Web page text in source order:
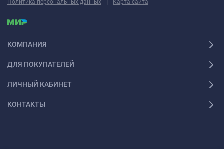
Политика персональных данных Карта сайта
КОМПАНИЯ
ДЛЯ ПОКУПАТЕЛЕЙ
ЛИЧНЫЙ КАБИНЕТ
КОНТАКТЫ